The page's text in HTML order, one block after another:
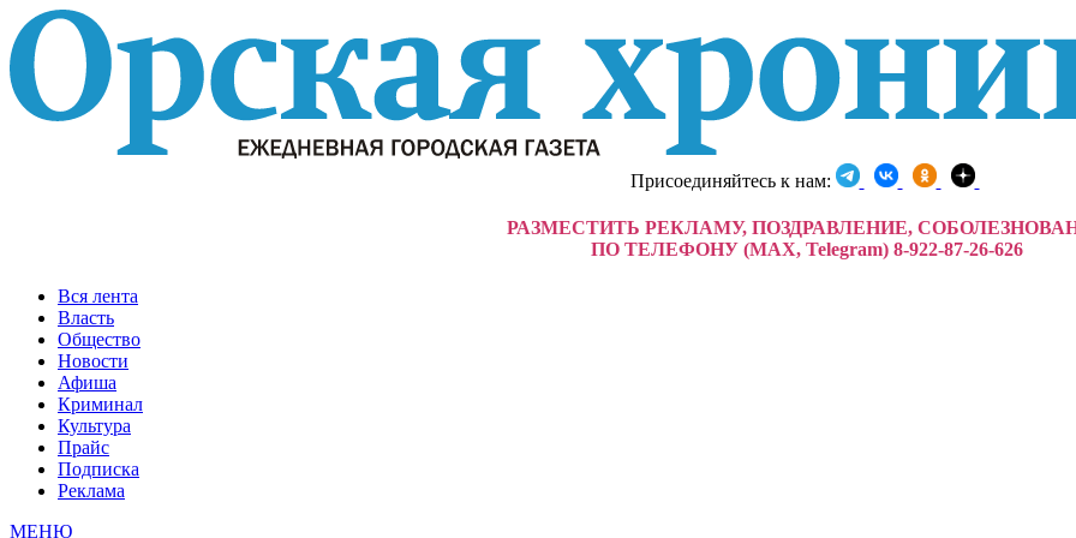
Присоединяйтесь к нам:
РАЗМЕСТИТЬ РЕКЛАМУ, ПОЗДРАВЛЕНИЕ,
ПО ТЕЛЕФОНУ (MAX, Telegram) 8-922-87-26-626
Вся лента
Власть
Общество
Новости
Афиша
Криминал
Культура
Прайс
Подписка
Реклама
МЕНЮ